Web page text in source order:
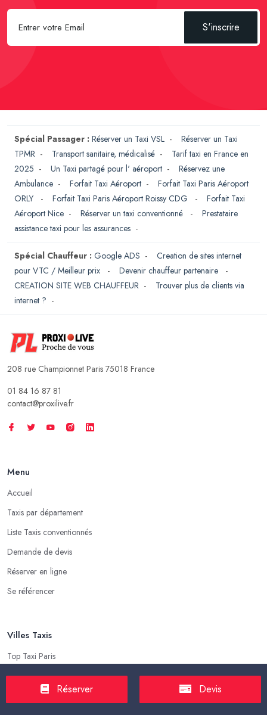
S'inscrire
Spécial Passager : Réserver un Taxi VSL - Réserver un Taxi
TPMR - Transport sanitaire, médicalisé - Tarif taxi en France en
2025 - Un Taxi partagé pour l' aéroport - Réservez une
Ambulance - Forfait Taxi Aéroport - Forfait Taxi Paris Aéroport
ORLY
- Forfait Taxi Paris Aéroport Roissy CDG - Forfait Taxi
Aéroport Nice - Réserver un taxi conventionné - Prestataire
assistance taxi pour les assurances -
Spécial Chauffeur : Google ADS - Creation de sites internet
pour VTC / Meilleur prix
- Devenir chauffeur partenaire
-
CREATION SITE WEB CHAUFFEUR - Trouver plus de clients via
internet ? -
208 rue Championnet Paris 75018 France
01 84 16 87 81
contact@proxilive.fr
Menu
Accueil
Taxis par département
Liste Taxis conventionnés
Demande de devis
Réserver en ligne
Se référencer
Villes Taxis
Top Taxi Paris
Top Taxi Marseille
Top Taxi Lyon
Réserver Devis